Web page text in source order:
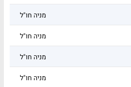
מניה חו"ל
מניה חו"ל
מניה חו"ל
מניה חו"ל